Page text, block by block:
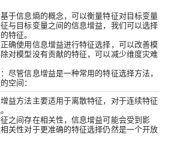
于信息熵的概念，可以衡量特征对目标变量
与目标变量之间的信息增益，我们可以选择
特征。
确使用信息增益进行特征选择，可以改善模
对模型没有贡献的特征，可以减少维度灾难
尽管信息增益是一种常用的特征选择方法，
空间：
益方法主要适用于离散特征，对于连续特征
之间存在相关性，信息增益可能会受到影
关性对于更准确的特征选择仍然是一个开放